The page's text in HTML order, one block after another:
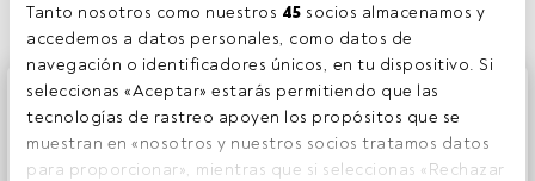
Tanto nosotros como nuestros 45 socios almacenamos y
accedemos a datos personales, como datos de
navegación o identificadores únicos, en tu dispositivo. Si
seleccionas «Aceptar» estarás permitiendo que las
tecnologías de rastreo apoyen los propósitos que se
muestran en «nosotros y nuestros socios tratamos datos
para proporcionar», mientras que si seleccionas «Rechazar
Este es un artículo exclusivo para los usuarios registrados
de FundsPeople. Si ya estás registrado, accede desde el
botón Login. Si aún no tienes cuenta, te invitamos a
registrarte y disfrutar de todo el universo que ofrece